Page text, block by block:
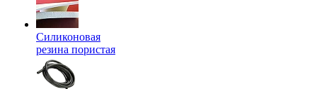
Силиконовая
резина пористая